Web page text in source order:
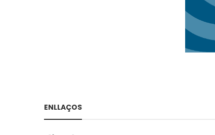
ENLLAÇOS